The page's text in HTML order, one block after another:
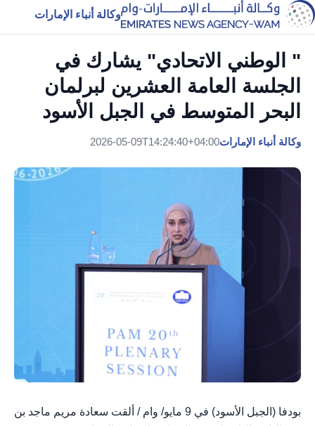
وكالة أنباء الإمارات
" الوطني الاتحادي" يشارك في
الجلسة العامة العشرين لبرلمان
البحر المتوسط في الجبل الأسود
وكالة أنباء الإمارات2026-05-09T14:24:40+04:00
بودفا (الجبل الأسود) في 9 مايو/ وام / ألقت سعادة مريم ماجد بن